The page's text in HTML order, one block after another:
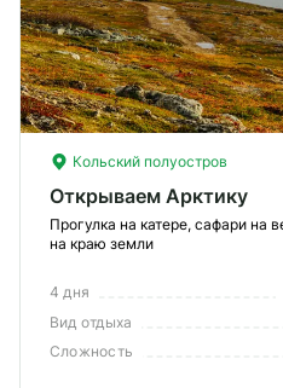
Кольский полуостров
Открываем Арктику
Прогулка на катере, сафари на
на краю земли
4 дня
Вид отдыха
Сложность